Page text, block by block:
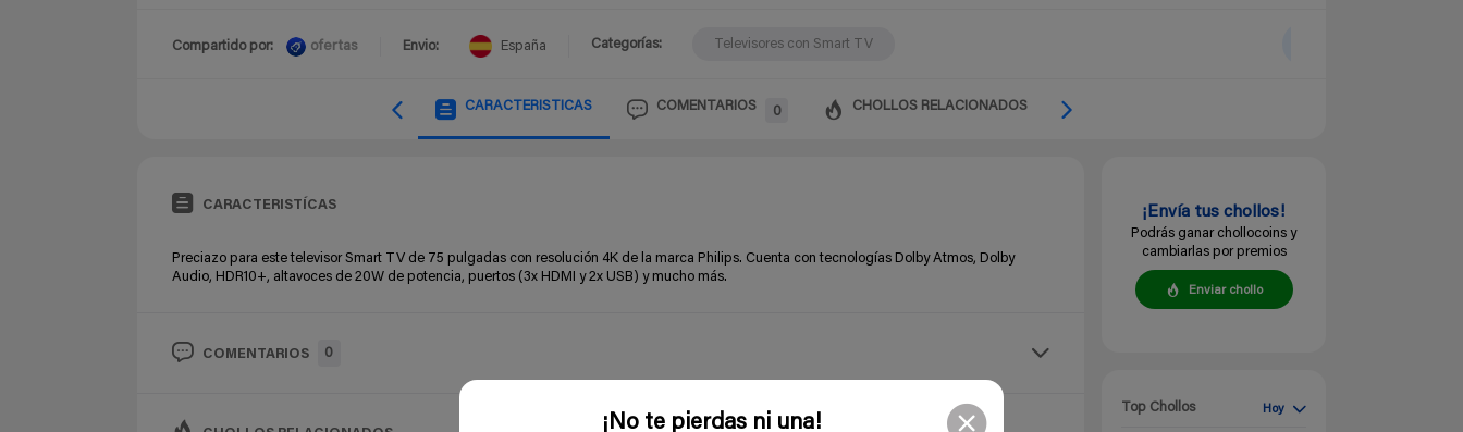
¡No te pierdas ni una!
Compartido por: ofertas Envio: España Categorías: Televisores con Smart TV
CARACTERISTICAS COMENTARIOS 0 CHOLLOS RELACIONADOS
CARACTERISTÍCAS
Preciazo para este televisor Smart TV de 75 pulgadas con resolución 4K de la marca Philips. Cuenta con tecnologías Dolby Atmos, Dolby
Audio, HDR10+, altavoces de 20W de potencia, puertos (3x HDMI y 2x USB) y mucho más.
COMENTARIOS 0
¡Envía tus chollos!
Podrás ganar chollocoins y
cambiarlas por premios
Enviar chollo
Top Chollos Hoy